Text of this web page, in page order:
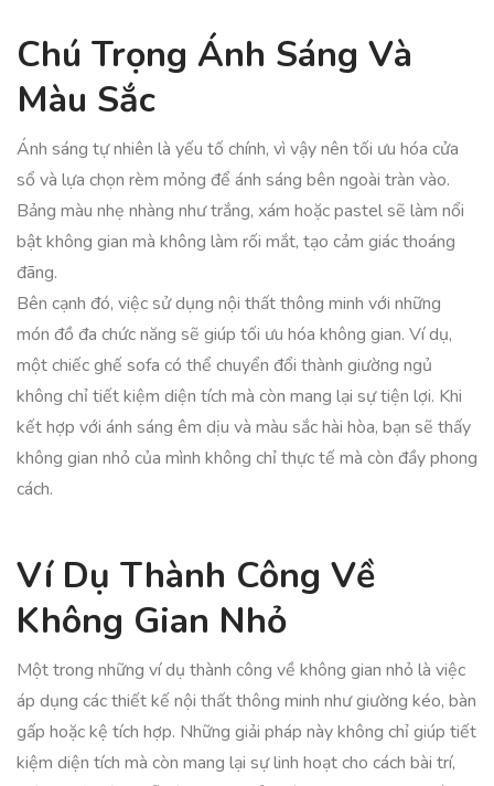
Chú Trọng Ánh Sáng Và
Màu Sắc
Ánh sáng tự nhiên là yếu tố chính, vì vậy nên tối ưu hóa cửa
sổ và lựa chọn rèm mỏng để ánh sáng bên ngoài tràn vào.
Bảng màu nhẹ nhàng như trắng, xám hoặc pastel sẽ làm nổi
bật không gian mà không làm rối mắt, tạo cảm giác thoáng
đãng.
Bên cạnh đó, việc sử dụng nội thất thông minh với những
món đồ đa chức năng sẽ giúp tối ưu hóa không gian. Ví dụ,
một chiếc ghế sofa có thể chuyển đổi thành giường ngủ
không chỉ tiết kiệm diện tích mà còn mang lại sự tiện lợi. Khi
kết hợp với ánh sáng êm dịu và màu sắc hài hòa, bạn sẽ thấy
không gian nhỏ của mình không chỉ thực tế mà còn đầy phong
cách.
Ví Dụ Thành Công Về
Không Gian Nhỏ
Một trong những ví dụ thành công về không gian nhỏ là việc
áp dụng các thiết kế nội thất thông minh như giường kéo, bàn
gấp hoặc kệ tích hợp. Những giải pháp này không chỉ giúp tiết
kiệm diện tích mà còn mang lại sự linh hoạt cho cách bài trí,